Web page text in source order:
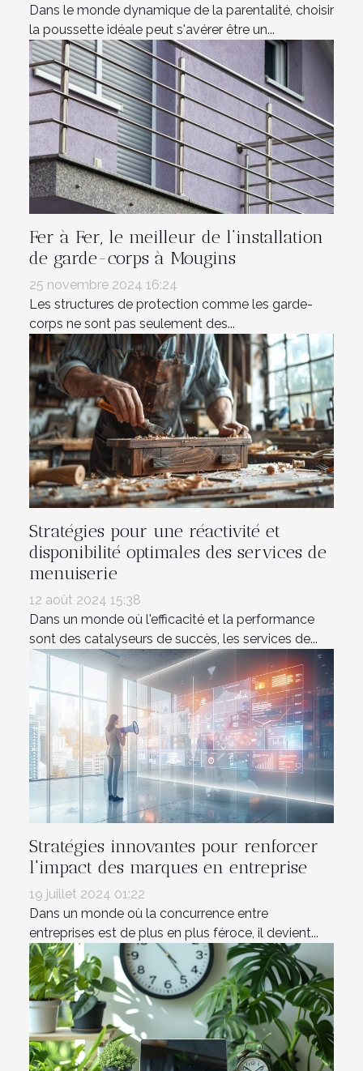
Dans le monde dynamique de la parentalité, choisir
la poussette idéale peut s'avérer être un...
Fer à Fer, le meilleur de l’installation
de garde-corps à Mougins
25 novembre 2024 16:24
Les structures de protection comme les garde-
corps ne sont pas seulement des...
Stratégies pour une réactivité et
disponibilité optimales des services de
menuiserie
12 août 2024 15:38
Dans un monde où l'efficacité et la performance
sont des catalyseurs de succès, les services de...
Stratégies innovantes pour renforcer
l'impact des marques en entreprise
19 juillet 2024 01:22
Dans un monde où la concurrence entre
entreprises est de plus en plus féroce, il devient...